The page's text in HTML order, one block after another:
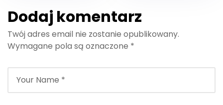
Niezawodne i
Komfortowe
Przejazdy —
Aktualizacja na
Sezon
Podróżniczy 2026
przewodnik
zaktualizowany
Dodaj komentarz
Twój adres email nie zostanie opublikowany.
Wymagane pola są oznaczone *